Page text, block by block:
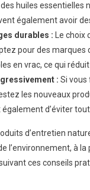
huiles
également avoir
durables : Le
pour des
en vrac, ce qui
: Si vous
les nouveaux
d’éviter
d’entretien
l’environnement, à
ces conseils